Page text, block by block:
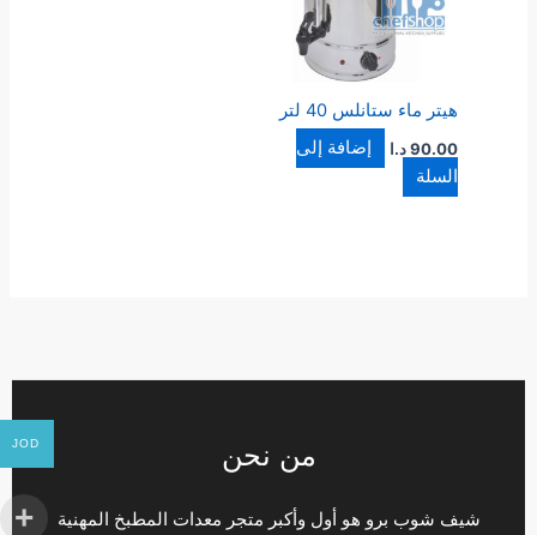
هيتر ماء ستانلس 40 لتر
90.00 د.ا
إضافة إلى
السلة
من نحن
شيف شوب برو هو أول وأكبر متجر معدات المطبخ المهنية
JOD